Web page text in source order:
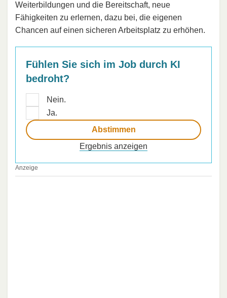
Weiterbildungen und die Bereitschaft, neue
Fähigkeiten zu erlernen, dazu bei, die eigenen
Chancen auf einen sicheren Arbeitsplatz zu erhöhen.
Fühlen Sie sich im Job durch KI
bedroht?
Nein.
Ja.
Ergebnis anzeigen
Anzeige